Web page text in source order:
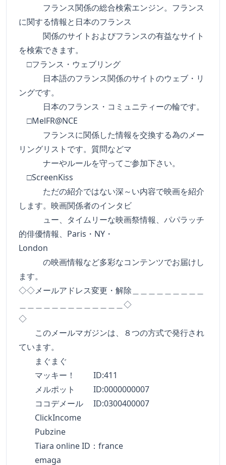
フランス関係の総合検索エンジン。フランス
に関する情報と日本のフランス
関係のサイトおよびフランスの有益なサイト
を検索できます。
□フランス・ウェブリング
日本語のフランス関係のサイトのウェブ・リ
ングです。
日本のフランス・コミュニティーの輪です。
□MelFR@NCE
フランスに関係した情報を交換する為のメー
リングリストです。質問などマ
ナーやルールを守ってご参加下さい。
□ScreenKiss
ただの紹介ではない深～い内容で映画を紹介
します。映画関係者のインタビ
ュー、タイムリーな映画祭情報、パパラッチ
的俳優情報、Paris・NY・
London
の映画情報など多彩なコンテンツでお届けし
ます。
◇◇メールアドレス変更・解除＿＿＿＿＿＿＿＿＿
＿＿＿＿＿＿＿＿＿＿＿＿＿◇
◇
このメールマガジンは、８つの方式で発行され
ています。
まぐまぐ
マッキー！ ID:411
メルポット ID:0000000007
ココデメール ID:0300400007
ClickIncome
Pubzine
Tiara online ID：france
emaga